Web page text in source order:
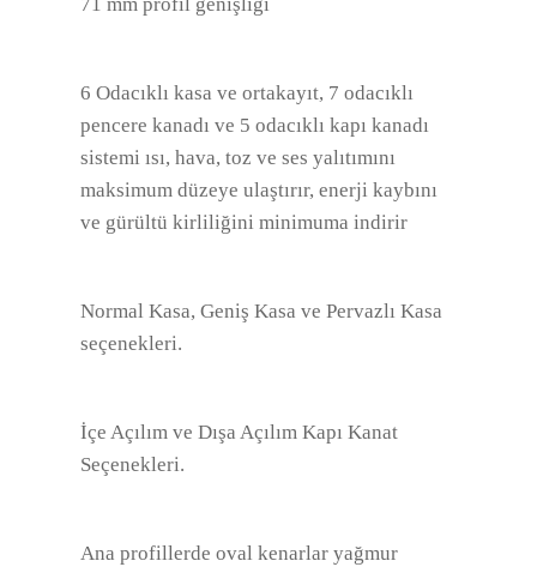
6 Odacıklı kasa ve ortakayıt, 7 odacıklı
pencere kanadı ve 5 odacıklı kapı kanadı
sistemi ısı, hava, toz ve ses yalıtımını
maksimum düzeye ulaştırır, enerji kaybını
ve gürültü kirliliğini minimuma indirir
Normal Kasa, Geniş Kasa ve Pervazlı Kasa
seçenekleri.
İçe Açılım ve Dışa Açılım Kapı Kanat
Seçenekleri.
Ana profillerde oval kenarlar yağmur